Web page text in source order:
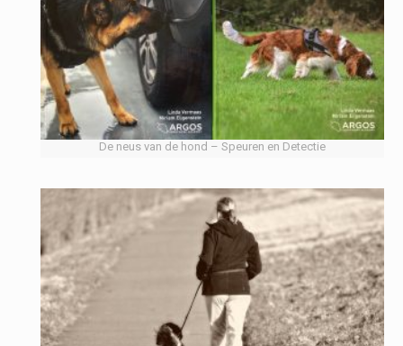
De neus van de hond – Speuren en Detectie